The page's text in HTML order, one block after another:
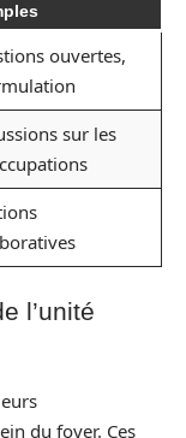
ouvertes,
sur les
l’unité
du foyer. Ces